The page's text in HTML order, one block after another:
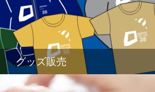
グッズ販売